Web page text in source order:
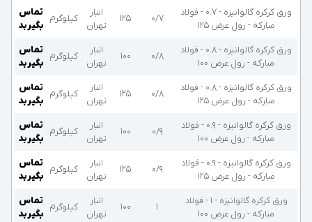
ورق کرکره گالوانیزه - 0.7 - فولاد
مبارکه - رول عرض 125
۰/۷ ۱۲۵
انبار
تهران
کیلوگرم
تماس
بگیرید
ورق کرکره گالوانیزه - 0.8 - فولاد
مبارکه - رول عرض 100
۰/۸ ۱۰۰
انبار
تهران
کیلوگرم
تماس
بگیرید
ورق کرکره گالوانیزه - 0.8 - فولاد
مبارکه - رول عرض 125
۰/۸ ۱۲۵
انبار
تهران
کیلوگرم
تماس
بگیرید
ورق کرکره گالوانیزه - 0.9 - فولاد
مبارکه - رول عرض 100
۰/۹ ۱۰۰
انبار
تهران
کیلوگرم
تماس
بگیرید
ورق کرکره گالوانیزه - 0.9 - فولاد
مبارکه - رول عرض 125
۰/۹ ۱۲۵
انبار
تهران
کیلوگرم
تماس
بگیرید
ورق کرکره گالوانیزه - 1 - فولاد
مبارکه - رول عرض 100
۱ ۱۰۰
انبار
تهران
کیلوگرم
تماس
بگیرید